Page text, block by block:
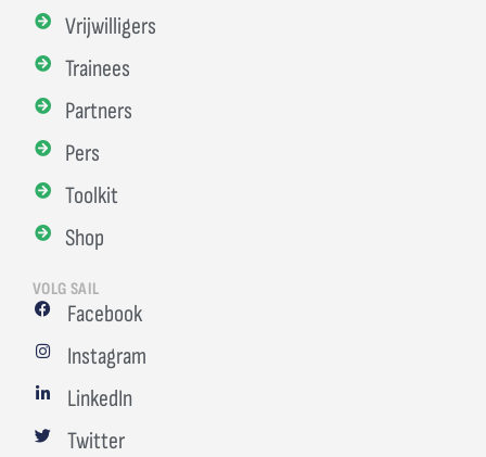
Vrijwilligers
Trainees
Partners
Pers
Toolkit
Shop
VOLG SAIL
Facebook
Instagram
LinkedIn
Twitter